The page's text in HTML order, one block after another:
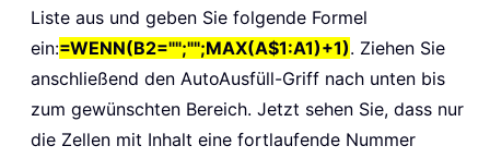
Liste aus und geben Sie folgende Formel
ein:=WENN(B2="";"";MAX(A$1:A1)+1). Ziehen Sie
anschließend den AutoAusfüll-Griff nach unten bis
zum gewünschten Bereich. Jetzt sehen Sie, dass nur
die Zellen mit Inhalt eine fortlaufende Nummer